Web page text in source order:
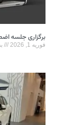
برگزاری جلسه
فوریه 1, 2026